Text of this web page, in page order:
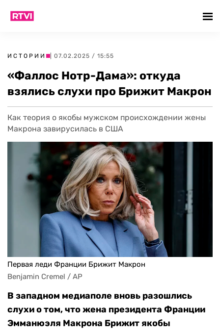
ИСТОРИИ | 07.02.2025 / 15:55
«Фаллос Нотр-Дама»: откуда
взялись слухи про Брижит Макрон
Как теория о якобы мужском происхождении жены
Макрона завирусилась в США
Первая леди Франции Брижит Макрон
Benjamin Cremel / AP
В западном медиаполе вновь разошлись
слухи о том, что жена президента Франции
Эмманюэля Макрона Брижит якобы